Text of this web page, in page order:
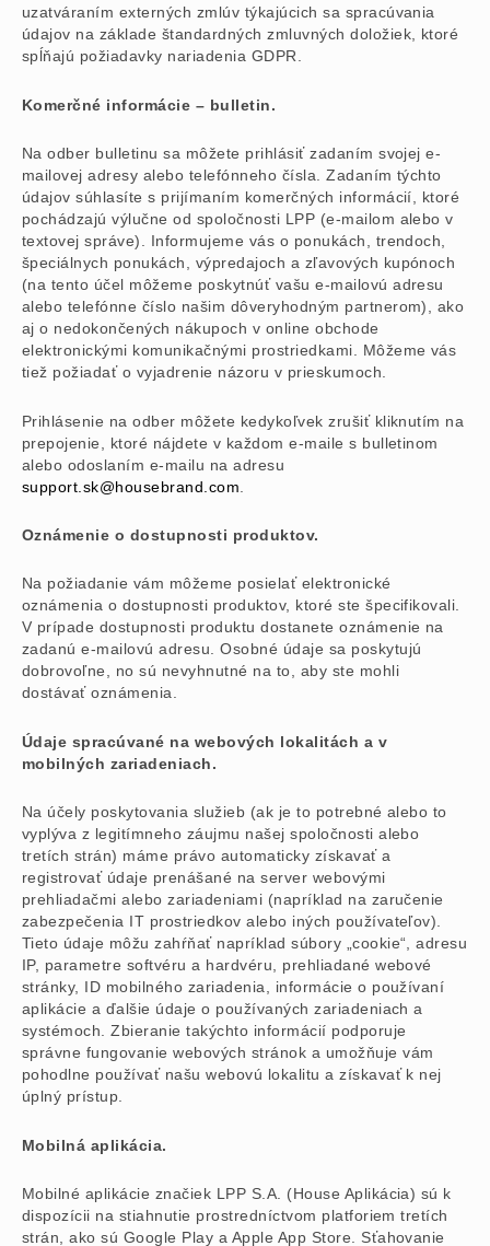
uzatváraním externých zmlúv týkajúcich sa spracúvania
údajov na základe štandardných zmluvných doložiek, ktoré
spĺňajú požiadavky nariadenia GDPR.
Komerčné informácie – bulletin.
Na odber bulletinu sa môžete prihlásiť zadaním svojej e-
mailovej adresy alebo telefónneho čísla. Zadaním týchto
údajov súhlasíte s prijímaním komerčných informácií, ktoré
pochádzajú výlučne od spoločnosti LPP (e-mailom alebo v
textovej správe). Informujeme vás o ponukách, trendoch,
špeciálnych ponukách, výpredajoch a zľavových kupónoch
(na tento účel môžeme poskytnúť vašu e-mailovú adresu
alebo telefónne číslo našim dôveryhodným partnerom), ako
aj o nedokončených nákupoch v online obchode
elektronickými komunikačnými prostriedkami. Môžeme vás
tiež požiadať o vyjadrenie názoru v prieskumoch.
Prihlásenie na odber môžete kedykoľvek zrušiť kliknutím na
prepojenie, ktoré nájdete v každom e-maile s bulletinom
alebo odoslaním e-mailu na adresu
support.sk@housebrand.com
Oznámenie o dostupnosti produktov.
Na požiadanie vám môžeme posielať elektronické
oznámenia o dostupnosti produktov, ktoré ste špecifikovali.
V prípade dostupnosti produktu dostanete oznámenie na
zadanú e-mailovú adresu. Osobné údaje sa poskytujú
dobrovoľne, no sú nevyhnutné na to, aby ste mohli
dostávať oznámenia.
Údaje spracúvané na webových lokalitách a v
mobilných zariadeniach.
Na účely poskytovania služieb (ak je to potrebné alebo to
vyplýva z legitímneho záujmu našej spoločnosti alebo
tretích strán) máme právo automaticky získavať a
registrovať údaje prenášané na server webovými
prehliadačmi alebo zariadeniami (napríklad na zaručenie
zabezpečenia IT prostriedkov alebo iných používateľov).
Tieto údaje môžu zahŕňať napríklad súbory „cookie“, adresu
IP, parametre softvéru a hardvéru, prehliadané webové
stránky, ID mobilného zariadenia, informácie o používaní
aplikácie a ďalšie údaje o používaných zariadeniach a
systémoch. Zbieranie takýchto informácií podporuje
správne fungovanie webových stránok a umožňuje vám
pohodlne používať našu webovú lokalitu a získavať k nej
úplný prístup.
Mobilná aplikácia.
Mobilné aplikácie značiek LPP S.A. (House Aplikácia) sú k
dispozícii na stiahnutie prostredníctvom platforiem tretích
strán, ako sú Google Play a Apple App Store. Sťahovanie